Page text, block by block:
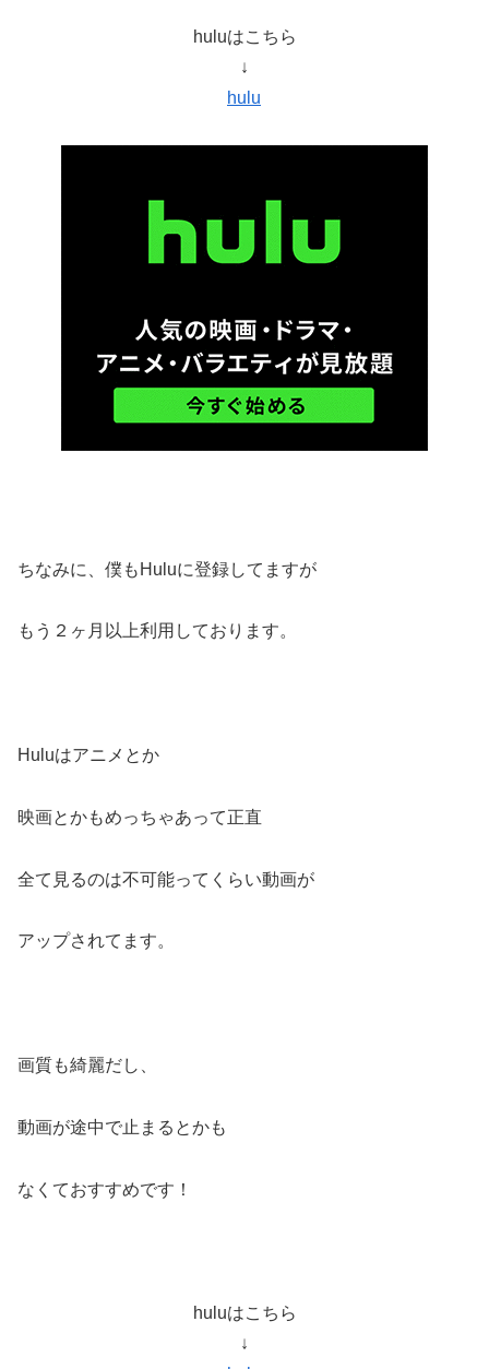
huluはこちら
↓
hulu
ちなみに、僕もHuluに登録してますが
もう２ヶ月以上利用しております。
Huluはアニメとか
映画とかもめっちゃあって正直
全て見るのは不可能ってくらい動画が
アップされてます。
画質も綺麗だし、
動画が途中で止まるとかも
なくておすすめです！
huluはこちら
↓